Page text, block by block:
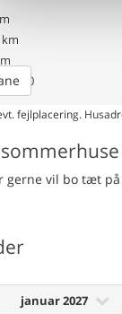
km
50
fejlplacering.
gerne vil bo tæt
januar 2027